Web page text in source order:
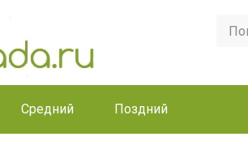
Средний Поздний